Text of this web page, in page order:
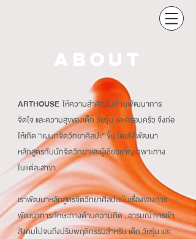
ABOUT
ARTHOUSEให้ความสำคัญในด้านพัฒนาการ
จิตใจ และความสุขของเด็ก วัยรุ่น และครอบครัว จึงก่อ
ให้เกิด “แผนกจิตวิทยาศิลปะ” ขึ้น โดยได้พัฒนา
หลักสูตรกับนักจิตวิทยาและผู้เชี่ยวชาญเฉพาะทาง
ในเเต่ละสาขา
เราพัฒนาหลักสูตรจิตวิทยาศิลปะเน้นเรื่องของการ
พัฒนาการทักษะทางด้านความคิด , อารมณ์ การเข้า
สังคมไปจนถึงปรับพฤติกรรมสำหรับ เด็ก วัยรุ่น และ